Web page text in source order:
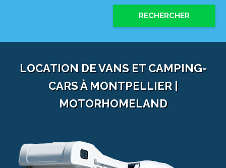
RECHERCHER
LOCATION DE VANS ET CAMPING-
CARS À MONTPELLIER |
MOTORHOMELAND